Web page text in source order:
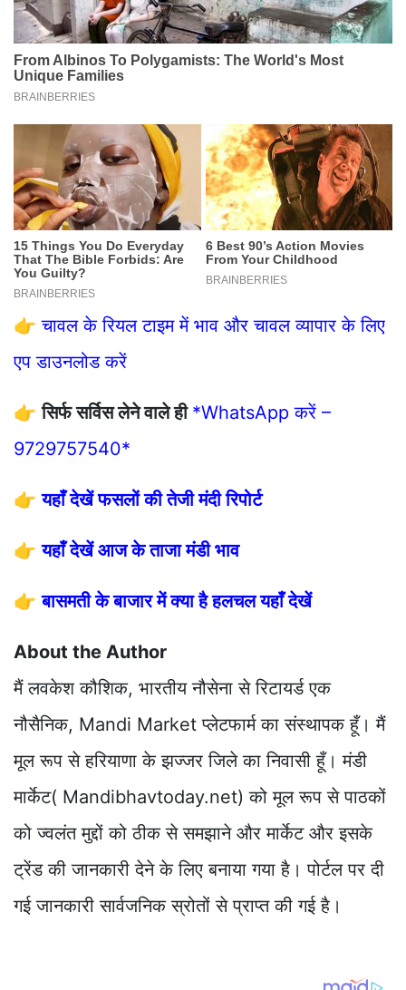
👉चावल के रियल टाइम में भाव और चावल व्यापार के लिए
एप डाउनलोड करें
👉सिर्फ सर्विस लेने वाले ही *WhatsApp करें –
9729757540*
👉यहाँ देखें फसलों की तेजी मंदी रिपोर्ट
👉यहाँ देखें आज के ताजा मंडी भाव
👉बासमती के बाजार में क्या है हलचल यहाँ देखें
About the Author
मैं लवकेश कौशिक, भारतीय नौसेना से रिटायर्ड एक
नौसैनिक, Mandi Market प्लेटफार्म का संस्थापक हूँ। मैं
मूल रूप से हरियाणा के झज्जर जिले का निवासी हूँ। मंडी
मार्केट( Mandibhavtoday.net) को मूल रूप से पाठकों
को ज्वलंत मुद्दों को ठीक से समझाने और मार्केट और इसके
ट्रेंड की जानकारी देने के लिए बनाया गया है। पोर्टल पर दी
गई जानकारी सार्वजनिक स्रोतों से प्राप्त की गई है।